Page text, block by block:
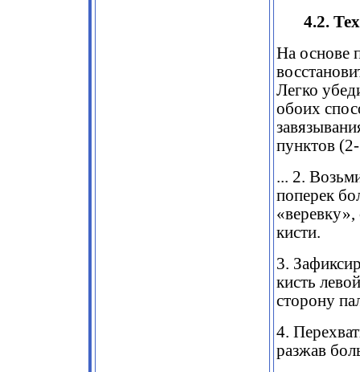
4.2.
На основе
Легко
обоих
пунктов
... 2.
поперек
кисти.
3.
кисть
сторону
4.
разжав